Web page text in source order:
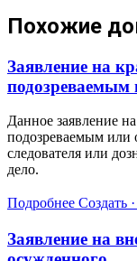
Похожие
Заявление на
Данное заявление
подозреваемым или
следователя или
дело.
Подробнее Создать
Заявление на